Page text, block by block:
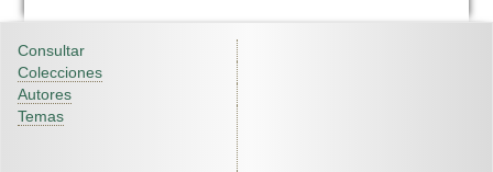
Consultar
Colecciones
Autores
Temas